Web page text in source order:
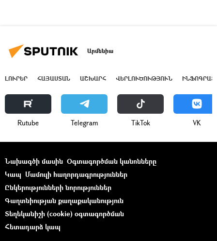
Արմենիա
ԼՈՒՐԵՐ ՀԱՅԱՍՏԱՆ ԱՇԽԱՐՀ ՎԵՐԼՈՒԾՈՒԹՅՈՒՆ
Rutube Telegram ТikТоk VK
Նախագծի մասին Օգտագործման կանոնները
Կապ Մամուլի հաղորդագրություններ
Ընկերությունների նորություններ
Գաղտնիության քաղաքականություն
Տեղեկանիշի (cookie) օգտագործման
Հետադարձ կապ